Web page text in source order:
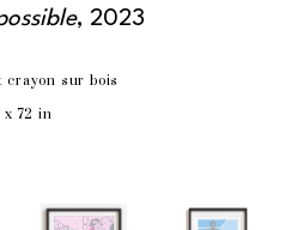
, 2023
crayon sur bois
x 72 in